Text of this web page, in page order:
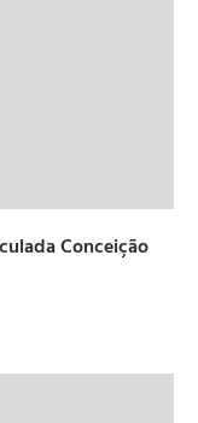
Conceição